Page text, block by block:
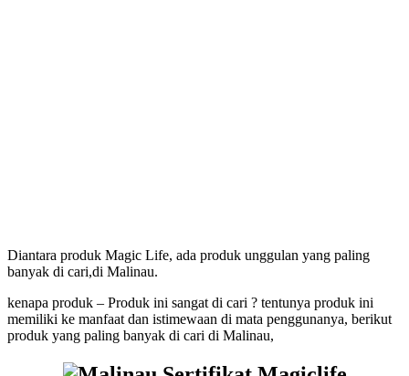
Diantara produk Magic Life, ada produk unggulan yang paling
banyak di cari,di Malinau.
kenapa produk – Produk ini sangat di cari ? tentunya produk ini
memiliki ke manfaat dan istimewaan di mata penggunanya, berikut
produk yang paling banyak di cari di Malinau,